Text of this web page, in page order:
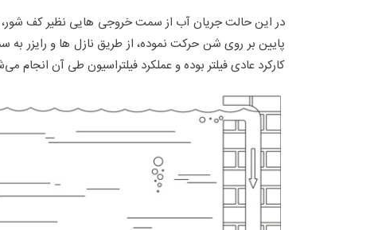
در این حالت جریان آب از سمت خروجی هایی نظیر کف شور،
پایین بر روی شن حرکت نموده، از طریق نازل ها و رایزر
کارکرد عادی فیلتر بوده و عملکرد فیلتراسیون طی آن انجام